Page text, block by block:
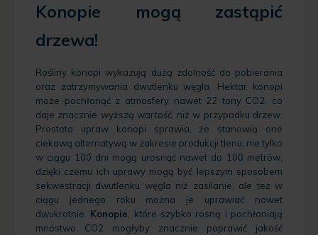
Konopie mogą zastąpić
drzewa!
Rośliny konopi wykazują dużą zdolność do pobierania
oraz zatrzymywania dwutlenku węgla. Hektar konopi
może pochłonąć z atmosfery nawet 22 tony CO2 , co
daje znacznie wyższą wartość, niż w przypadku drzew.
Prostota upraw konopi sprawia, że stanowią one
ciekawą alternatywą w zakresie produkcji tlenu, nie tylko
w ciągu 100 dni mogą urosnąć nawet do 100 metrów,
dzięki czemu ich uprawy mogą być lepszym sposobem
sekwestracji dwutlenku węgla niż zasilanie, ale też w
ciągu jednego roku można je uprawiać nawet
dwukrotnie. Konopie , które szybko rosną i pochłaniają
mnóstwo CO2 mogłyby znacznie poprawić jakość